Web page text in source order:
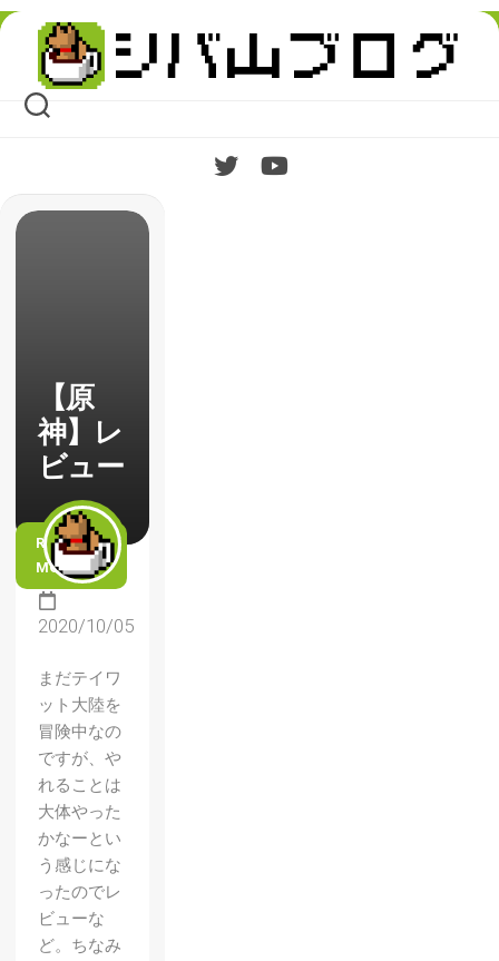
Skip
content
【原
神】レ
ビュー
READ
MORE
2020/10/05
まだテイワ
ット大陸を
冒険中なの
ですが、や
れることは
大体やった
かなーとい
う感じにな
ったのでレ
ビューな
ど。ちなみ